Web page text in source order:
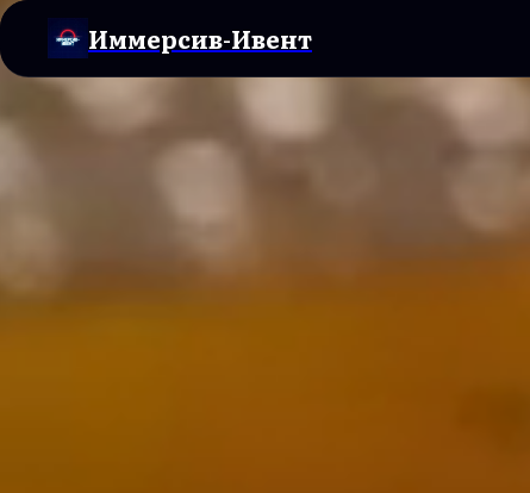
Иммерсив-Ивент